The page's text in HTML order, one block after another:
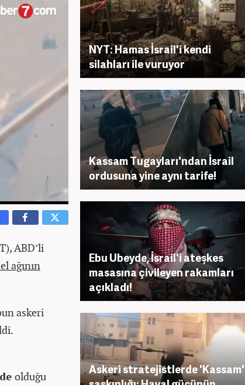
ABD’li
ağının
askeri
olduğu
NYT: Hamas İsrail'i kendi
silahları ile vuruyor
Kassam Tugayları'ndan İsrail
ordusuna yine aynı tarife!
Ebu Ubeyde, İsrail'i ateşkes
masasına çivileyen rakamları
açıkladı!
Askeri stratejistlerde 'Kassam'